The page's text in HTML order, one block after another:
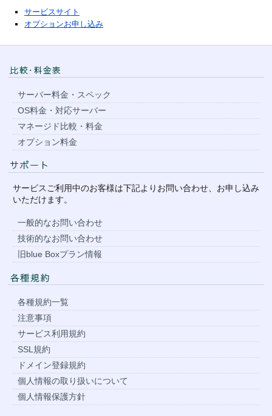
サービスサイト
オプションお申し込み
サーバー料金・スペック
OS料金・対応サーバー
マネージド比較・料金
オプション料金
サービスご利用中のお客様は下記よりお問い合わせ、お申し込み
いただけます。
一般的なお問い合わせ
技術的なお問い合わせ
旧blue Boxプラン情報
各種規約一覧
注意事項
サービス利用規約
SSL規約
ドメイン登録規約
個人情報の取り扱いについて
個人情報保護方針